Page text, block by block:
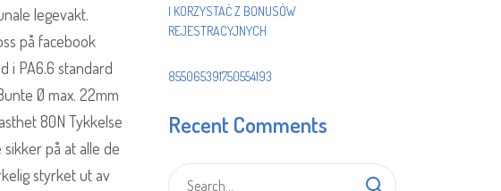
legevakt.
på facebook
i PA6.6 standard
Ø max. 22mm
80N Tykkelse
sikker på at alle de
styrket ut av
I KORZYSTAĆ Z BONUSÓW
REJESTRACYJNYCH
855065391750554193
Recent Comments